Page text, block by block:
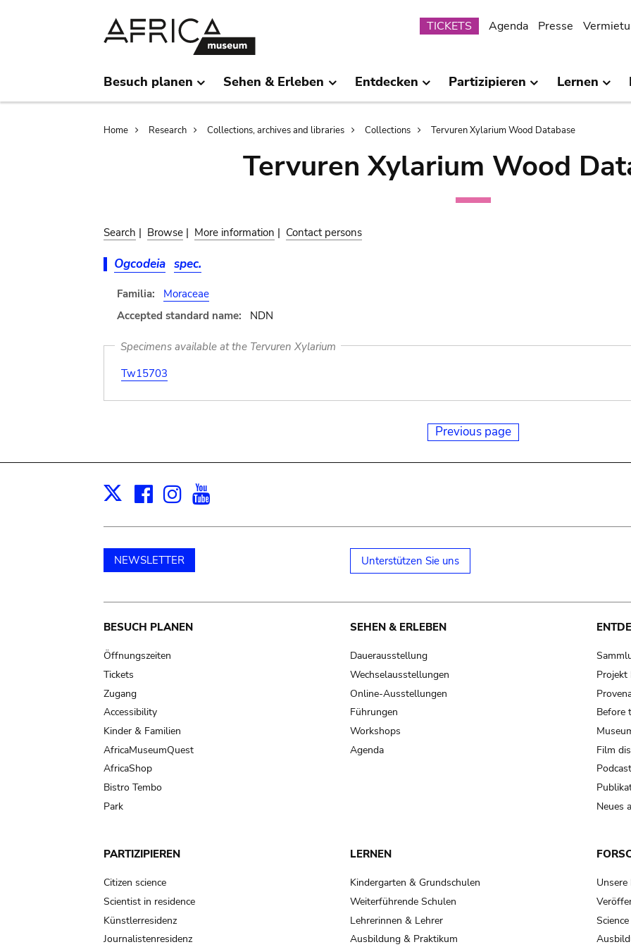
Submenu
TICKETS Agenda Presse
Besuch planen Sehen & Erleben Entdecken Partizipieren Lernen
Breadcrumb
Home Research Collections, archives and libraries Collections Tervuren Xylarium Wood Database
Tervuren Xylarium Wood
Search | Browse | More information | Contact persons
Ogcodeia spec.
Familia:
Moraceae
Accepted standard name:
NDN
Specimens available at the Tervuren Xylarium
Tw15703
Previous page
X Facebook
Instagram
NEWSLETTER Unterstützen Sie uns
Main
navigation
BESUCH PLANEN
Öffnungszeiten
Tickets
Zugang
Accessibility
Kinder & Familien
AfricaMuseumQuest
AfricaShop
Bistro Tembo
Park
SEHEN & ERLEBEN
Dauerausstellung
Wechselausstellungen
Online-Ausstellungen
Führungen
Workshops
Agenda
Projekt
Before
Film
Neues
PARTIZIPIEREN
Citizen science
Scientist in residence
Künstlerresidenz
Journalistenresidenz
LERNEN
Kindergarten & Grundschulen
Weiterführende Schulen
Lehrerinnen & Lehrer
Ausbildung & Praktikum